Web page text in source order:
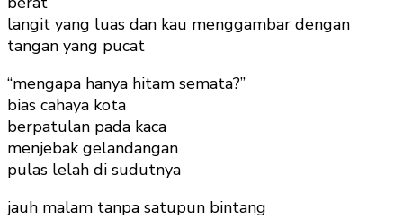
langit yang luas dan kau menggambar dengan
tangan yang pucat
“mengapa hanya hitam semata?”
bias cahaya kota
berpatulan pada kaca
menjebak gelandangan
pulas lelah di sudutnya
jauh malam tanpa satupun bintang